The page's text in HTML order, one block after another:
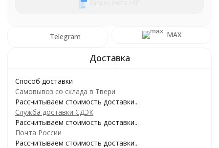
Telegram MAX
Способ доставки
Самовывоз со склада в Твери
Рассчитываем стоимость доставки...
Служба доставки СДЭК
Рассчитываем стоимость доставки...
Почта России
Рассчитываем стоимость доставки...